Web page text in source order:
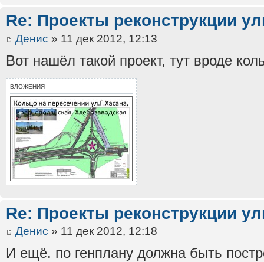
Re: Проекты реконструкции
Денис » 11 дек 2012, 12:13
Вот нашёл такой проект, тут вроде
ВЛОЖЕНИЯ
Re: Проекты реконструкции
Денис » 11 дек 2012, 12:18
И ещё. по генплану должна быть